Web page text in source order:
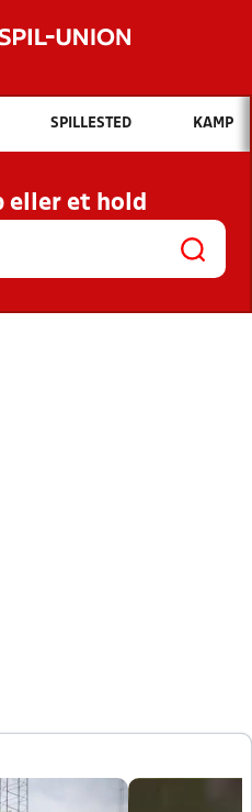
Hvad vil du søge efter?
INDHOLD OG NYHEDER
KLUBBER OG
SPILLESTED KAMP
eller et hold